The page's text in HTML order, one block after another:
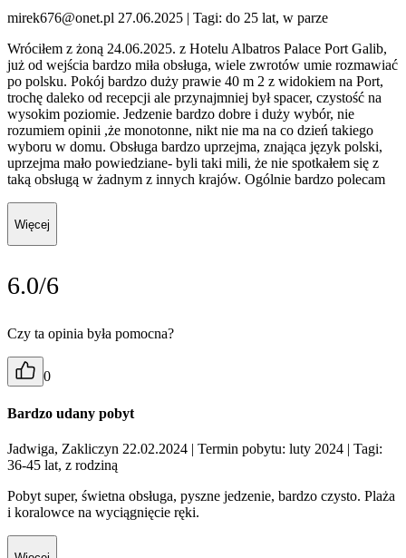
mirek676@onet.pl 27.06.2025 | Tagi: do 25 lat, w parze
Wróciłem z żoną 24.06.2025. z Hotelu Albatros Palace Port Galib,
już od wejścia bardzo miła obsługa, wiele zwrotów umie rozmawiać
po polsku. Pokój bardzo duży prawie 40 m 2 z widokiem na Port,
trochę daleko od recepcji ale przynajmniej był spacer, czystość na
wysokim poziomie. Jedzenie bardzo dobre i duży wybór, nie
rozumiem opinii ,że monotonne, nikt nie ma na co dzień takiego
wyboru w domu. Obsługa bardzo uprzejma, znająca język polski,
uprzejma mało powiedziane- byli taki mili, że nie spotkałem się z
taką obsługą w żadnym z innych krajów. Ogólnie bardzo polecam
Więcej
6.0/6
Czy ta opinia była pomocna?
0
Bardzo udany pobyt
Jadwiga, Zakliczyn 22.02.2024 | Termin pobytu: luty 2024 | Tagi:
36-45 lat, z rodziną
Pobyt super, świetna obsługa, pyszne jedzenie, bardzo czysto. Plaża
i koralowce na wyciągnięcie ręki.